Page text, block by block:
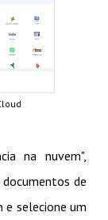
na nuvem",
de
e selecione um